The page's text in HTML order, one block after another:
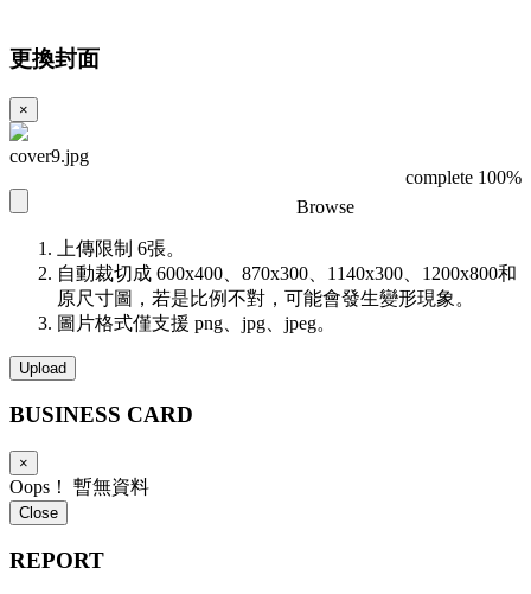
更換封面
×
cover9.jpg
complete 100%
Browse
上傳限制 6張。
自動裁切成 600x400、870x300、1140x300、1200x800和
原尺寸圖，若是比例不對，可能會發生變形現象。
圖片格式僅支援 png、jpg、jpeg。
Upload
BUSINESS CARD
×
Oops！ 暫無資料
Close
REPORT